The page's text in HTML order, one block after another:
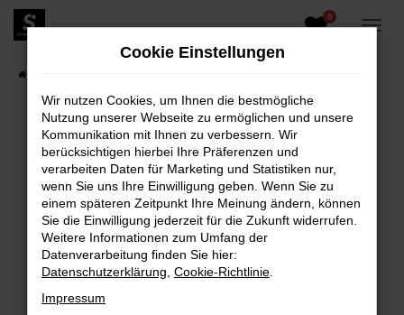
Zum
Hauptinhalt
0
FEHLER: NETWORK ERROR
Beim Laden ist ein Fehler aufgetreten.
Hier sind ein paar Tipps, die dir helfen können:
Überprüfe deine Firewall und deine
Internetverbindung.
Laden andere Webseiten, zum Beispiel deine
Suchmaschine?
Cookie Einstellungen
Wir nutzen Cookies, um Ihnen die bestmögliche
Nutzung unserer Webseite zu ermöglichen und unsere
Kommunikation mit Ihnen zu verbessern. Wir
berücksichtigen hierbei Ihre Präferenzen und
verarbeiten Daten für Marketing und Statistiken nur,
wenn Sie uns Ihre Einwilligung geben. Wenn Sie zu
einem späteren Zeitpunkt Ihre Meinung ändern, können
Sie die Einwilligung jederzeit für die Zukunft widerrufen.
Weitere Informationen zum Umfang der
Datenverarbeitung finden Sie hier:
Datenschutzerklärung Cookie-Richtlinie
Impressum